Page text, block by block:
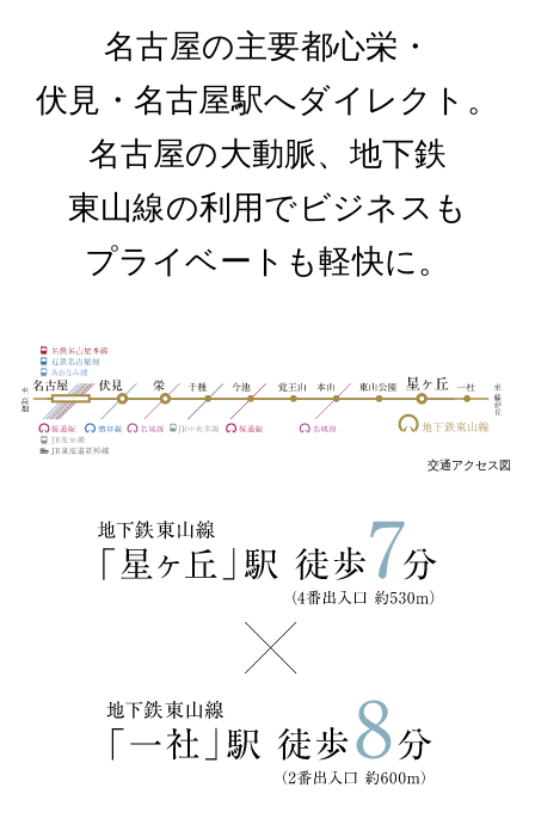
名古屋の主要都心栄・
伏見・名古屋駅へダイレクト。
名古屋の大動脈、地下鉄
東山線の利用でビジネスも
プライベートも軽快に。
交通アクセス図